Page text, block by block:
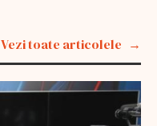
Vezi toate articolele